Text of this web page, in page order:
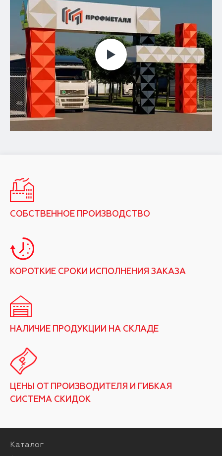
СОБСТВЕННОЕ ПРОИЗВОДСТВО
КОРОТКИЕ СРОКИ ИСПОЛНЕНИЯ ЗАКАЗА
НАЛИЧИЕ ПРОДУКЦИИ НА СКЛАДЕ
ЦЕНЫ ОТ ПРОИЗВОДИТЕЛЯ И ГИБКАЯ
СИСТЕМА СКИДОК
Каталог